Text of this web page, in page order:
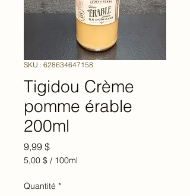
SKU : 628634647158
Tigidou Crème
pomme érable
200ml
9,99 $Prix
5,00 $ / 100ml
pour
Quantité *